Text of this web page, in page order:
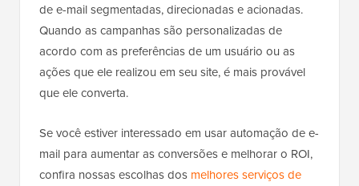
de e-mail segmentadas, direcionadas e acionadas.
Quando as campanhas são personalizadas de
acordo com as preferências de um usuário ou as
ações que ele realizou em seu site, é mais provável
que ele converta.
Se você estiver interessado em usar automação de e-
mail para aumentar as conversões e melhorar o ROI,
confira nossas escolhas dos melhores serviços de